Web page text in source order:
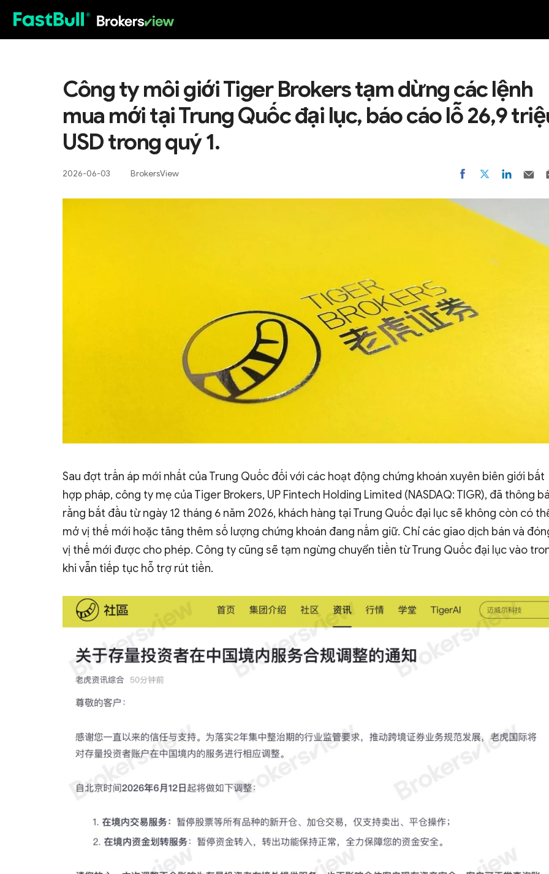
Công ty môi giới Tiger Brokers tạm dừng các lệnh
mua mới tại Trung Quốc đại lục, báo cáo lỗ 26,9
USD trong quý 1.
2026-06-03 BrokersView
Sau đợt trấn áp mới nhất của Trung Quốc đối với các hoạt động chứng khoán xuyên biên giới bất
hợp pháp, công ty mẹ của Tiger Brokers, UP Fintech Holding Limited (NASDAQ: TIGR), đã thông
rằng bắt đầu từ ngày 12 tháng 6 năm 2026, khách hàng tại Trung Quốc đại lục sẽ không còn có
mở vị thế mới hoặc tăng thêm số lượng chứng khoán đang nắm giữ. Chỉ các giao dịch bán và
vị thế mới được cho phép. Công ty cũng sẽ tạm ngừng chuyển tiền từ Trung Quốc đại lục vào
khi vẫn tiếp tục hỗ trợ rút tiền.